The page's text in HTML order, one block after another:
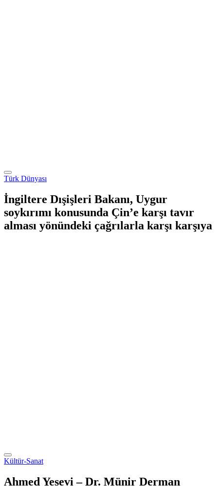
Türk Dünyası
İngiltere Dışişleri Bakanı, Uygur
soykırımı konusunda Çin’e karşı tavır
alması yönündeki çağrılarla karşı karşıya
Kültür-Sanat
Ahmed Yesevi – Dr. Münir Derman